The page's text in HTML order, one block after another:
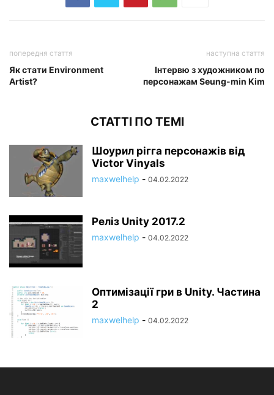
попередня стаття
Як стати Environment
Artist?
наступна стаття
Інтервю з художником по
персонажам Seung-min Kim
СТАТТІ ПО ТЕМІ
Шоурил рігга персонажів від
Victor Vinyals
maxwelhelp - 04.02.2022
Реліз Unity 2017.2
maxwelhelp - 04.02.2022
Оптимізації гри в Unity. Частина
2
maxwelhelp - 04.02.2022